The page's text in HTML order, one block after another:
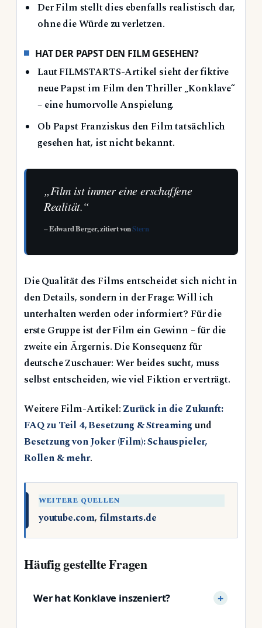
Der Film stellt dies ebenfalls realistisch dar,
ohne die Würde zu verletzen.
HAT DER PAPST DEN FILM GESEHEN?
Laut FILMSTARTS-Artikel sieht der fiktive
neue Papst im Film den Thriller „Konklave“
– eine humorvolle Anspielung.
Ob Papst Franziskus den Film tatsächlich
gesehen hat, ist nicht bekannt.
„Film ist immer eine erschaffene
Realität.“
– Edward Berger, zitiert vonStern
Die Qualität des Films entscheidet sich nicht in
den Details, sondern in der Frage: Will ich
unterhalten werden oder informiert? Für die
erste Gruppe ist der Film ein Gewinn – für die
zweite ein Ärgernis. Die Konsequenz für
deutsche Zuschauer: Wer beides sucht, muss
selbst entscheiden, wie viel Fiktion er verträgt.
Weitere Film-Artikel: Zurück in die Zukunft:
FAQ zu Teil 4, Besetzung & Streaming und
Besetzung von Joker (Film): Schauspieler,
Rollen & mehr.
WEITERE QUELLEN
youtube.com, filmstarts.de
Häufig gestellte Fragen
Wer hat Konklave inszeniert?